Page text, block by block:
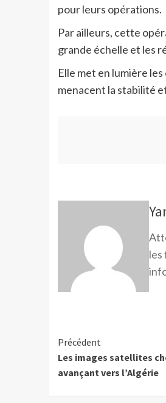
pour leurs opérations.
Par ailleurs, cette
grande échelle et les
Elle met en lumière
menacent la stabilité
les
Précédent
Les images satellites
avançant vers l’Algérie